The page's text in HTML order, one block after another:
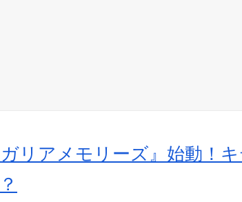
リアメモリーズ』始動！キ